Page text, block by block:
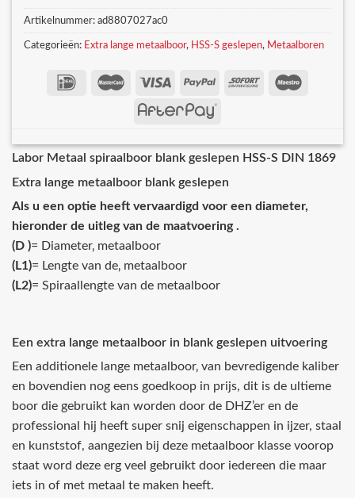
Artikelnummer: ad8807027ac0
Categorieën: Extra lange metaalboor, HSS-S geslepen, Metaalboren
Labor Metaal spiraalboor blank geslepen HSS-S DIN 1869
Extra lange metaalboor blank geslepen
Als u een optie heeft vervaardigd voor een diameter,
hieronder de uitleg van de maatvoering .
(D )= Diameter‚ metaalboor
(L1)= Lengte van de‚ metaalboor
(L2)= Spiraallengte van de metaalboor
Een extra lange metaalboor in blank geslepen uitvoering
Een additionele lange metaalboor‚ van bevredigende kaliber
en bovendien nog eens goedkoop in prijs, dit is de ultieme
boor die gebruikt kan worden door de DHZ’er en de
professional hij heeft super snij eigenschappen in ijzer, staal
en kunststof, aangezien bij deze metaalboor klasse voorop
staat word deze erg veel gebruikt door iedereen die maar
iets in of met metaal te maken heeft.